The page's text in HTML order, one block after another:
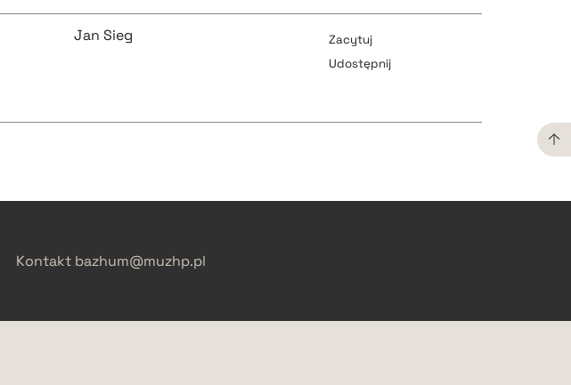
pobierz cytat
pobierz cytat
Jan Sieg
Zacytuj
Udostępnij
pobierz cytat
Kontakt bazhum@muzhp.pl